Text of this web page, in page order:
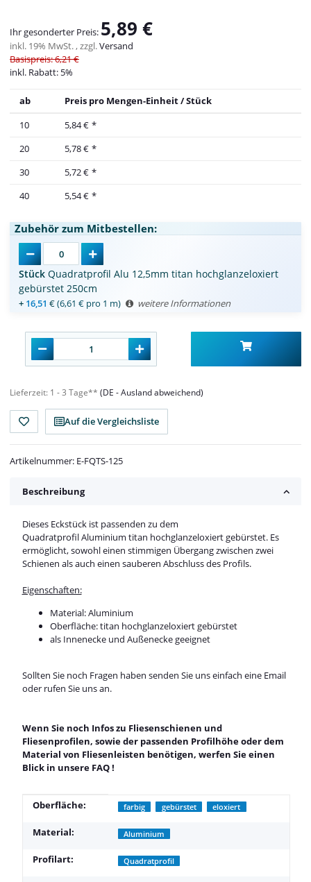
Ihr gesonderter Preis: 5,89 €
inkl. 19% MwSt. , zzgl.Versand
Basispreis: 6,21 €
inkl. Rabatt: 5%
ab
Preis pro Mengen-Einheit / Stück
10
5,84 € *
20
5,78 € *
30
5,72 € *
40
5,54 € *
Zubehör zum Mitbestellen:
Stück Quadratprofil Alu 12,5mm titan hochglanzeloxiert
gebürstet 250cm
+ 16,51 €(6,61 € pro 1 m) weitere Informationen
Lieferzeit: 1 - 3 Tage** (DE - Ausland abweichend)
Auf die Vergleichsliste
Artikelnummer: E-FQTS-125
Beschreibung
Dieses Eckstück ist passenden zu dem
Quadratprofil Aluminium titan hochglanzeloxiert gebürstet. Es
ermöglicht, sowohl einen stimmigen Übergang zwischen zwei
Schienen als auch einen sauberen Abschluss des Profils.
Eigenschaften:
Material: Aluminium
Oberfläche: titan hochglanzeloxiert gebürstet
als Innenecke und Außenecke geeignet
Sollten Sie noch Fragen haben senden Sie uns einfach eine Email
oder rufen Sie uns an.
Wenn Sie noch Infos zu Fliesenschienen und
Fliesenprofilen, sowie der passenden Profilhöhe oder dem
Material von Fliesenleisten benötigen, werfen Sie einen
Blick in unsere FAQ!
Produkteigenschaft
Wert
Oberfläche: farbig gebürstet eloxiert
Material: Aluminium
Profilart: Quadratprofil